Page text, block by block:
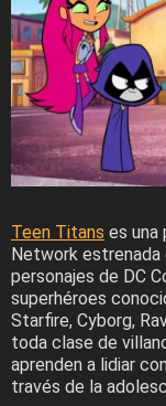
Teen Titans es una
Network estrenada
personajes de DC
superhéroes
Starfire, Cyborg,
toda clase de
aprenden a lidiar
través de la